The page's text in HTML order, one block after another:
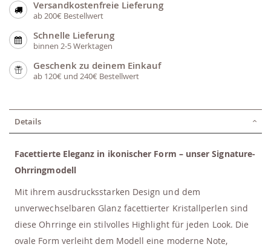
Versandkostenfreie Lieferung
ab 200€ Bestellwert
Schnelle Lieferung
binnen 2-5 Werktagen
Geschenk zu deinem Einkauf
ab 120€ und 240€ Bestellwert
Details
Facettierte Eleganz in ikonischer Form – unser Signature-
Ohrringmodell
Mit ihrem ausdrucksstarken Design und dem
unverwechselbaren Glanz facettierter Kristallperlen sind
diese Ohrringe ein stilvolles Highlight für jeden Look. Die
ovale Form verleiht dem Modell eine moderne Note,